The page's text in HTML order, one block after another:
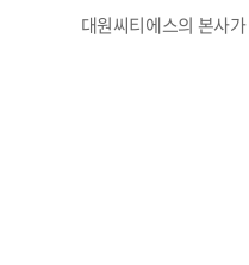
대원씨티에스의 본사